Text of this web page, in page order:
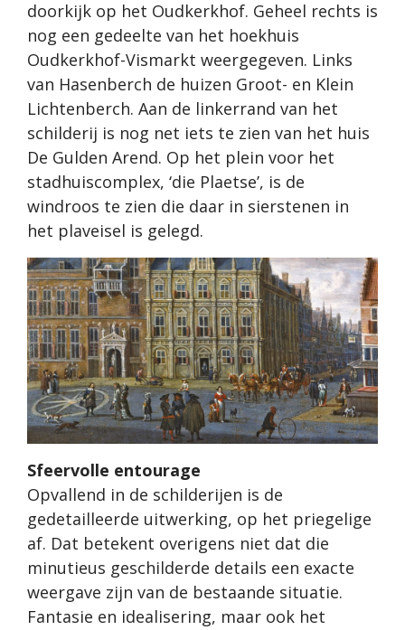
doorkijk op het Oudkerkhof. Geheel rechts is
nog een gedeelte van het hoekhuis
Oudkerkhof-Vismarkt weergegeven. Links
van Hasenberch de huizen Groot- en Klein
Lichtenberch. Aan de linkerrand van het
schilderij is nog net iets te zien van het huis
De Gulden Arend. Op het plein voor het
stadhuiscomplex, ‘die Plaetse’, is de
windroos te zien die daar in sierstenen in
het plaveisel is gelegd.
Sfeervolle entourage
Opvallend in de schilderijen is de
gedetailleerde uitwerking, op het priegelige
af. Dat betekent overigens niet dat die
minutieus geschilderde details een exacte
weergave zijn van de bestaande situatie.
Fantasie en idealisering, maar ook het